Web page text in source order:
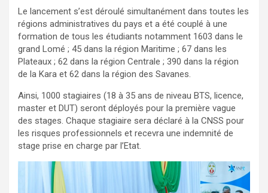
Le lancement s’est déroulé simultanément dans toutes les
régions administratives du pays et a été couplé à une
formation de tous les étudiants notamment 1603 dans le
grand Lomé ; 45 dans la région Maritime ; 67 dans les
Plateaux ; 62 dans la région Centrale ; 390 dans la région
de la Kara et 62 dans la région des Savanes.
Ainsi, 1000 stagiaires (18 à 35 ans de niveau BTS, licence,
master et DUT) seront déployés pour la première vague
des stages. Chaque stagiaire sera déclaré à la CNSS pour
les risques professionnels et recevra une indemnité de
stage prise en charge par l’Etat.